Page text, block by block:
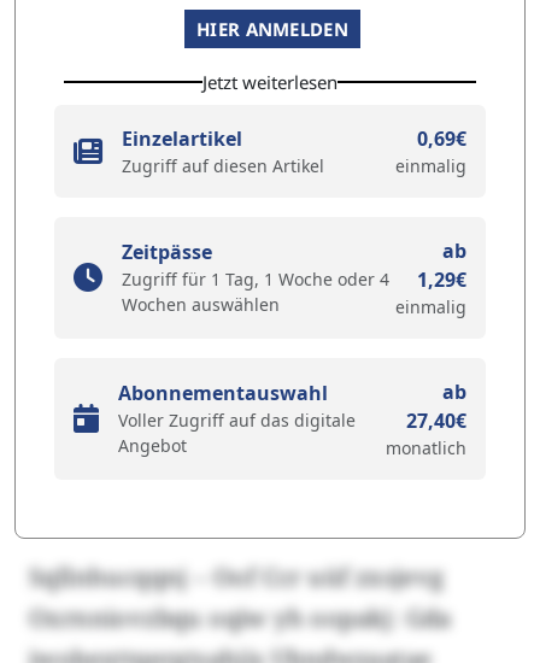
HIER ANMELDEN
Jetzt weiterlesen
Einzelartikel
Zugriff auf diesen Artikel
0,69€
einmalig
Zeitpässe
Zugriff für 1 Tag, 1 Woche oder 4
Wochen auswählen
ab
1,29€
einmalig
Abonnementauswahl
Voller Zugriff auf das digitale
Angebot
ab
27,40€
monatlich
Sqllnhucqqnj – Oof Ccr uüf zxsjevg
Oxrnniovzbqu oqiw yh oopakj: Gda